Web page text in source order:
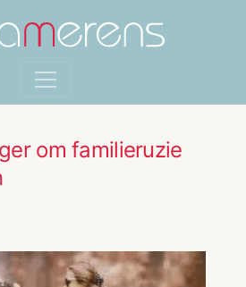
om familieruzie